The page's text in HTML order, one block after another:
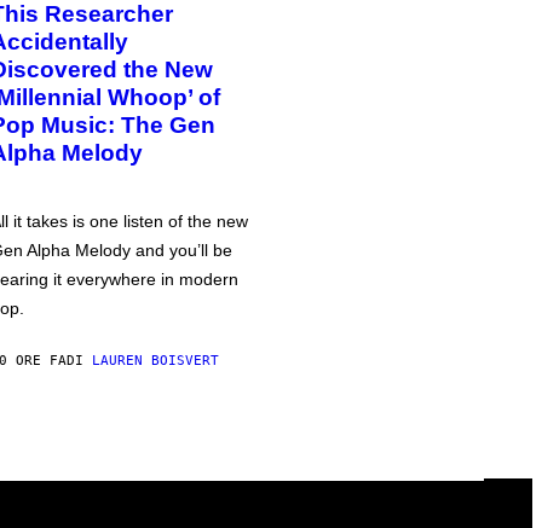
Researcher
the New
Whoop’ of
Music: The Gen
Melody
it takes is one listen of the new
Alpha Melody and you’ll be
it everywhere in modern
ORE FADI LAUREN BOISVERT